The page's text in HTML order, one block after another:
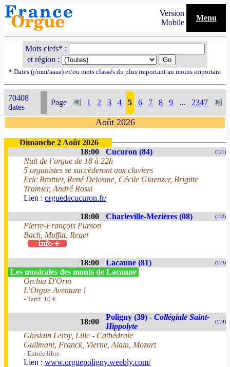
Version
Mobile
Menu
Mots clefs* :
et région :
* Dates (j/mm/aaaa) et/ou mots classés du plus important au moins important
70408
dates
Page 1 2 3 4 5 6 7 8 9 ... 2347
Août 2026
Dimanche 2 Août 2026
18:00
Cucuron (84) (121)
Nuit de l’orgue de 18 à 22h
5 organistes se succèderont aux claviers
Eric Brottier, René Delosme, Cécile Glaenzer, Brigitte
Tramier, André Rossi
Lien : orguedecucuron.fr/
18:00 Charleville-Mezières (08) (122)
Pierre-François Purson
Bach, Muffat, Reger
18:00 Lacaune (81) (123)
Les musicales des monts de Lacaune
Orchia D'Orio
L’Orgue Aventure !
- Tarif: 10 €
18:00
Poligny (39) - Collégiale Saint-
Hippolyte
(124)
Ghislain Leroy, Lille - Cathédrale
Guilmant, Franck, Vierne, Alain, Mozart
- Entrée libre
Lien : www.orguepoligny.weebly.com/